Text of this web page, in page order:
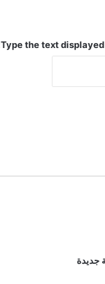
Type the text displayed
جديدة